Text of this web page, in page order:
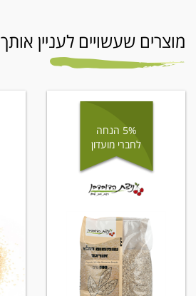
מוצרים שעשויים לעניין אותך
5% הנחה
לחברי מועדון